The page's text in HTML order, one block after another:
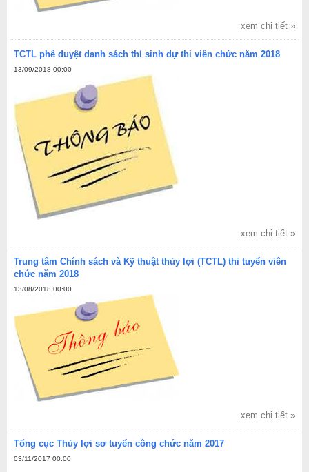
xem chi tiết »
TCTL phê duyệt danh sách thí sinh dự thi viên chức năm 2018
13/09/2018 00:00
xem chi tiết »
Trung tâm Chính sách và Kỹ thuật thủy lợi (TCTL) thi tuyển viên
chức năm 2018
13/08/2018 00:00
xem chi tiết »
Tổng cục Thủy lợi sơ tuyển công chức năm 2017
03/11/2017 00:00